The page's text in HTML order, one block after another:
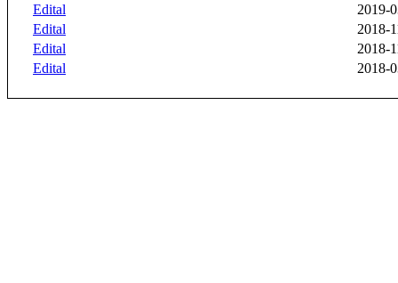
Edital
2019-
Edital
2018-
Edital
2018-
Edital
2018-